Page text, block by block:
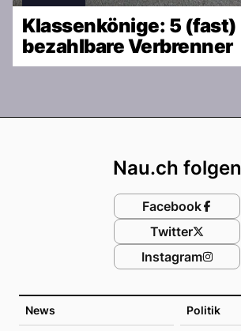
Klassenkönige: 5 (fast)
bezahlbare Verbrenner
News Politik
Nau.ch folgen
Facebook
Twitter
Instagram